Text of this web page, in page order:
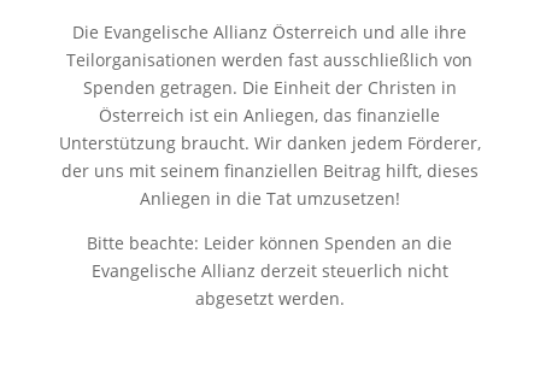
Die Evangelische Allianz Österreich und alle ihre
Teilorganisationen werden fast ausschließlich von
Spenden getragen. Die Einheit der Christen in
Österreich ist ein Anliegen, das finanzielle
Unterstützung braucht. Wir danken jedem Förderer,
der uns mit seinem finanziellen Beitrag hilft, dieses
Anliegen in die Tat umzusetzen!
Bitte beachte: Leider können Spenden an die
Evangelische Allianz derzeit steuerlich nicht
abgesetzt werden.